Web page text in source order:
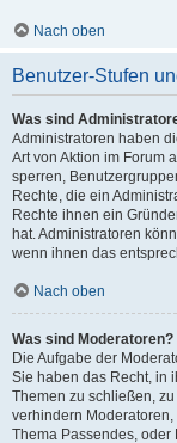
Nach oben
Benutzer-Stufen
Was sind
Administratoren haben
Art von Aktion im Forum
sperren,
Rechte, die ein
Rechte ihnen ein
hat. Administratoren
wenn ihnen das
Nach oben
Was sind Moderatoren?
Die Aufgabe der
Sie haben das Recht, in
Themen zu schließen,
verhindern Moderatoren,
Thema Passendes,